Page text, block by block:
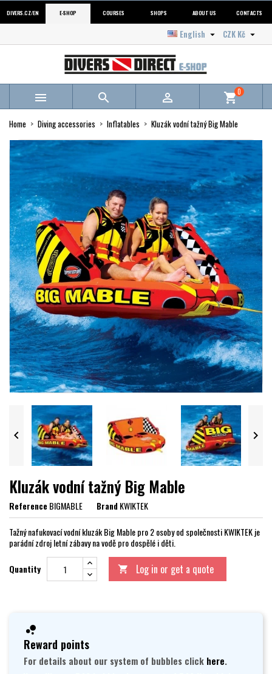
DIVERS.CZ/EN E-SHOP COURSES SHOPS ABOUT US CONTACTS
CZK Kč 
English 
   shopping_cart0
Home Diving accessories Inflatables Kluzák vodní tažný Big Mable
 
Kluzák vodní tažný Big Mable
ReferenceBIGMABLE BrandKWIKTEK
Tažný nafukovací vodní kluzák Big Mable pro 2 osoby od společnosti KWIKTEK je
parádní zdroj letní zábavy na vodě pro dospělé i děti.
Quantity  Log in or get a quote
Reward points
For details about our system of bubbles click here.